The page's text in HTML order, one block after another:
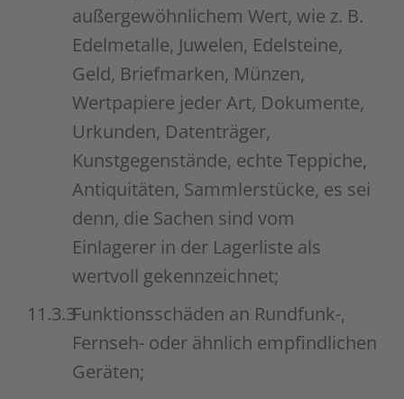
außergewöhnlichem Wert, wie z. B.
Edelmetalle, Juwelen, Edelsteine,
Geld, Briefmarken, Münzen,
Wertpapiere jeder Art, Dokumente,
Urkunden, Datenträger,
Kunstgegenstände, echte Teppiche,
Antiquitäten, Sammlerstücke, es sei
denn, die Sachen sind vom
Einlagerer in der Lagerliste als
wertvoll gekennzeichnet;
11.3.3Funktionsschäden an Rundfunk-,
Fernseh- oder ähnlich empfindlichen
Geräten;